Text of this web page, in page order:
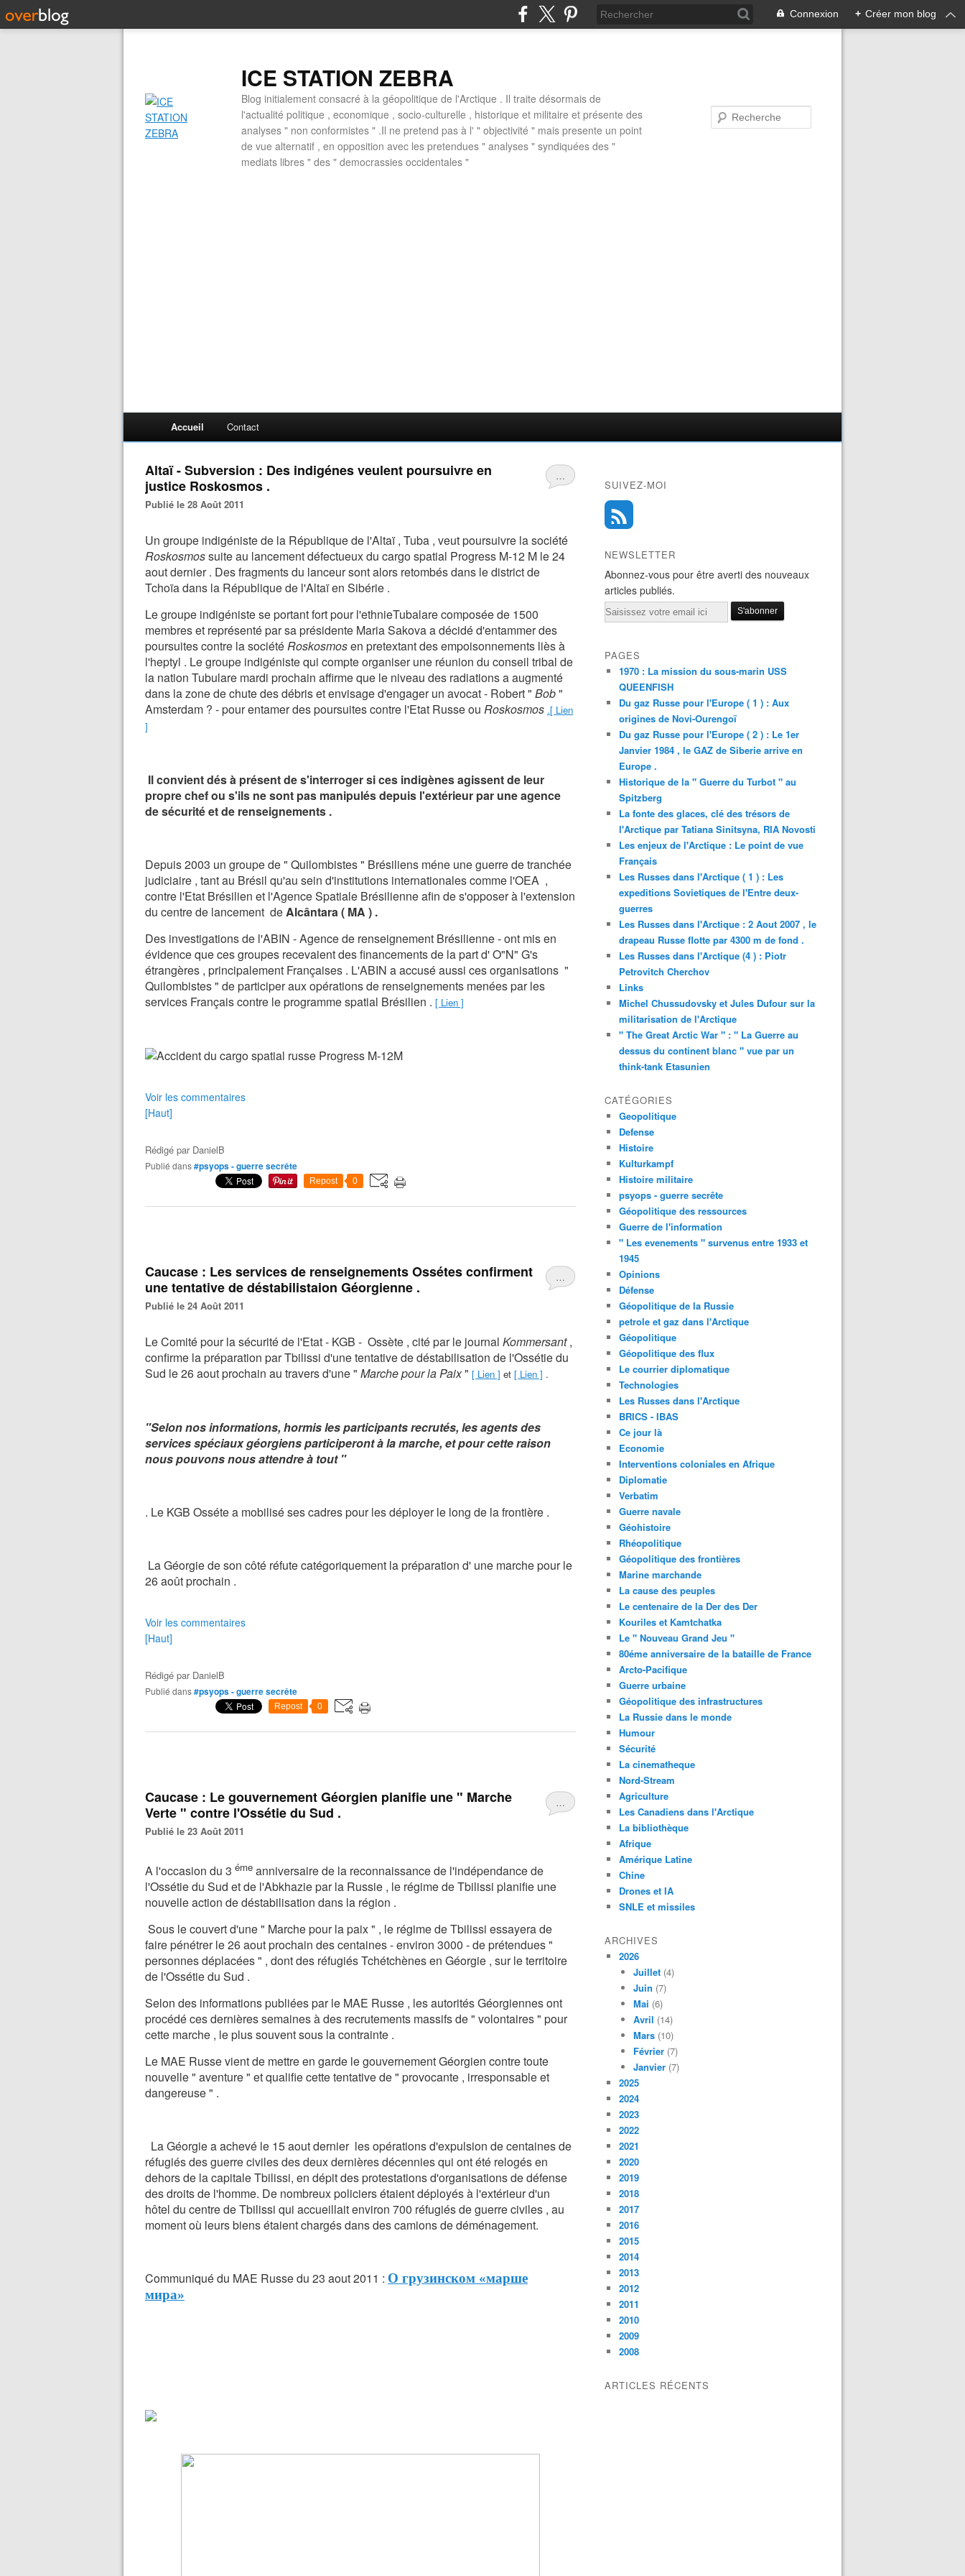
Connexion + Créer mon blog
ICE STATION ZEBRA
Blog initialement consacré à la géopolitique de l'Arctique . Il traite désormais de
l'actualité politique , economique , socio-culturelle , historique et militaire et présente des
analyses " non conformistes " .Il ne pretend pas à l' " objectivité " mais presente un point
de vue alternatif , en opposition avec les pretendues " analyses " syndiquées des "
mediats libres " des " democrassies occidentales "
Accueil Contact
…
Altaï - Subversion : Des indigénes veulent poursuivre en
justice Roskosmos .
Publié le 28 Août 2011
Un groupe indigéniste de la République de l'Altaï , Tuba , veut poursuivre la société
Roskosmossuite au lancement défectueux du cargo spatial Progress M-12 M le 24
aout dernier . Des fragments du lanceur sont alors retombés dans le district de
Tchoïa dans la République de l'Altaï en Sibérie .
Le groupe indigéniste se portant fort pour l'ethnieTubalare composée de 1500
membres et représenté par sa présidente Maria Sakova a décidé d'entammer des
poursuites contre la sociétéRoskosmosen pretextant des empoisonnements liès à
l'heptyl . Le groupe indigéniste qui compte organiser une réunion du conseil tribal de
la nation Tubulare mardi prochain affirme que le niveau des radiations a augmenté
dans la zone de chute des débris et envisage d'engager un avocat - Robert " Bob"
Amsterdam ? - pour entamer des poursuites contre l'Etat Russe ou Roskosmos .[ Lien
]
Il convient dés à présent de s'interroger si ces indigènes agissent de leur
propre chef ou s'ils ne sont pas manipulés depuis l'extérieur par une agence
de sécurité et de renseignements .
Depuis 2003 un groupe de " Quilombistes " Brésiliens méne une guerre de tranchée
judiciaire , tant au Brésil qu'au sein d'institutions internationales comme l'OEA ,
contre l'Etat Brésilien et l'Agence Spatiale Brésilienne afin de s'opposer à l'extension
du centre de lancement deAlcântara ( MA ) .
Des investigations de l'ABIN - Agence de renseignement Brésilienne - ont mis en
évidence que ces groupes recevaient des financements de la part d' O"N" G's
étrangères , principalement Françaises . L'ABIN a accusé aussi ces organisations "
Quilombistes " de participer aux opérations de renseignements menées par les
services Français contre le programme spatial Brésilien . [ Lien ]
Voir les commentaires
[Haut]
Rédigé par DanielB
Publié dans#psyops - guerre secrête
Repost 0
…
Caucase : Les services de renseignements Ossétes confirment
une tentative de déstabilistaion Géorgienne .
Publié le 24 Août 2011
Le Comité pour la sécurité de l'Etat - KGB - Ossète , cité par le journal Kommersant,
confirme la préparation par Tbilissi d'une tentative de déstabilisation de l'Ossétie du
Sud le 26 aout prochain au travers d'une" Marche pour la Paix" [ Lien ] et [ Lien ] .
"Selon nos informations, hormis les participants recrutés, les agents des
services spéciaux géorgiens participeront à la marche, et pour cette raison
nous pouvons nous attendre à tout "
. Le KGB Osséte a mobilisé ses cadres pour les déployer le long de la frontière .
La Géorgie de son côté réfute catégoriquement la préparation d' une marche pour le
26 août prochain .
Voir les commentaires
[Haut]
Rédigé par DanielB
Publié dans#psyops - guerre secrête
Repost 0
…
Caucase : Le gouvernement Géorgien planifie une " Marche
Verte " contre l'Ossétie du Sud .
Publié le 23 Août 2011
A l'occasion du 3 éme anniversaire de la reconnaissance de l'indépendance de
l'Ossétie du Sud et de l'Abkhazie par la Russie , le régime de Tbilissi planifie une
nouvelle action de déstabilisation dans la région .
Sous le couvert d'une " Marche pour la paix " , le régime de Tbilissi essayera de
faire pénétrer le 26 aout prochain des centaines - environ 3000 - de prétendues "
personnes déplacées " , dont des réfugiés Tchétchènes en Géorgie , sur le territoire
de l'Ossétie du Sud .
Selon des informations publiées par le MAE Russe , les autorités Géorgiennes ont
procédé ces dernières semaines à des recrutements massifs de " volontaires " pour
cette marche , le plus souvent sous la contrainte .
Le MAE Russe vient de mettre en garde le gouvernement Géorgien contre toute
nouvelle " aventure " et qualifie cette tentative de " provocante , irresponsable et
dangereuse " .
La Géorgie a achevé le 15 aout dernier les opérations d'expulsion de centaines de
réfugiés des guerre civiles des deux dernières décennies qui ont été relogés en
dehors de la capitale Tbilissi, en dépit des protestations d'organisations de défense
des droits de l'homme. De nombreux policiers étaient déployés à l'extérieur d'un
hôtel du centre de Tbilissi qui accueillait environ 700 réfugiés de guerre civiles , au
moment où leurs biens étaient chargés dans des camions de déménagement.
Communiqué du MAE Russe du 23 aout 2011 : О грузинском «марше
мира»
SUIVEZ-MOI
NEWSLETTER
Abonnez-vous pour être averti des nouveaux
articles publiés.
Email
PAGES
1970 : La mission du sous-marin USS
QUEENFISH
Du gaz Russe pour l'Europe ( 1 ) : Aux
origines de Novi-Ourengoï
Du gaz Russe pour l'Europe ( 2 ) : Le 1er
Janvier 1984 , le GAZ de Siberie arrive en
Europe .
Historique de la " Guerre du Turbot " au
Spitzberg
La fonte des glaces, clé des trésors de
l'Arctique par Tatiana Sinitsyna, RIA Novosti
Les enjeux de l'Arctique : Le point de vue
Français
Les Russes dans l'Arctique ( 1 ) : Les
expeditions Sovietiques de l'Entre deux-
guerres
Les Russes dans l'Arctique : 2 Aout 2007 , le
drapeau Russe flotte par 4300 m de fond .
Les Russes dans l'Arctique (4 ) : Piotr
Petrovitch Cherchov
Links
Michel Chussudovsky et Jules Dufour sur la
militarisation de l'Arctique
" The Great Arctic War " : " La Guerre au
dessus du continent blanc " vue par un
think-tank Etasunien
CATÉGORIES
Geopolitique
Defense
Histoire
Kulturkampf
Histoire militaire
psyops - guerre secrête
Géopolitique des ressources
Guerre de l'information
" Les evenements " survenus entre 1933 et
1945
Opinions
Défense
Géopolitique de la Russie
petrole et gaz dans l'Arctique
Géopolitique
Géopolitique des flux
Le courrier diplomatique
Technologies
Les Russes dans l'Arctique
BRICS - IBAS
Ce jour là
Economie
Interventions coloniales en Afrique
Diplomatie
Verbatim
Guerre navale
Géohistoire
Rhéopolitique
Géopolitique des frontières
Marine marchande
La cause des peuples
Le centenaire de la Der des Der
Kouriles et Kamtchatka
Le " Nouveau Grand Jeu "
80éme anniversaire de la bataille de France
Arcto-Pacifique
Guerre urbaine
Géopolitique des infrastructures
La Russie dans le monde
Humour
Sécurité
La cinematheque
Nord-Stream
Agriculture
Les Canadiens dans l'Arctique
La bibliothèque
Afrique
Amérique Latine
Chine
Drones et IA
SNLE et missiles
ARCHIVES
2026
Juillet (4)
Juin (7)
Mai (6)
Avril (14)
Mars (10)
Février (7)
Janvier (7)
2025
2024
2023
2022
2021
2020
2019
2018
2017
2016
2015
2014
2013
2012
2011
2010
2009
2008
ARTICLES RÉCENTS